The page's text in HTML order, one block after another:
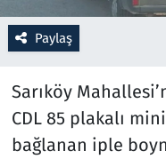
Paylaş
Sarıköy
CDL 85 plakalı
bağlanan iple
Savunma Sanayi
Seçim 2023
Spor
Teknoloji ve